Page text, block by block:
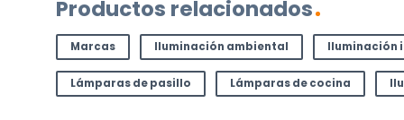
Productos relacionados
Marcas Iluminación ambiental Iluminación
Lámparas de pasillo Lámparas de cocina